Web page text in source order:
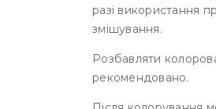
разі використання
змішування.
Розбавляти
рекомендовано.